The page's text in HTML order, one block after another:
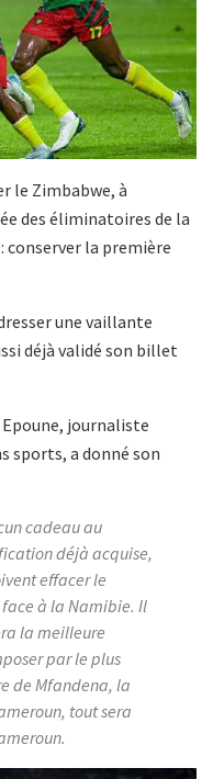
le Zimbabwe, à
des éliminatoires de la
conserver la première
une vaillante
déjà validé son billet
Epoune, journaliste
sports, a donné son
cadeau au
déjà acquise,
effacer le
à la Namibie. Il
la meilleure
par le plus
de Mfandena, la
tout sera